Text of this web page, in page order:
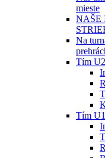
mieste
NAŠE
Na
Tím
Tím